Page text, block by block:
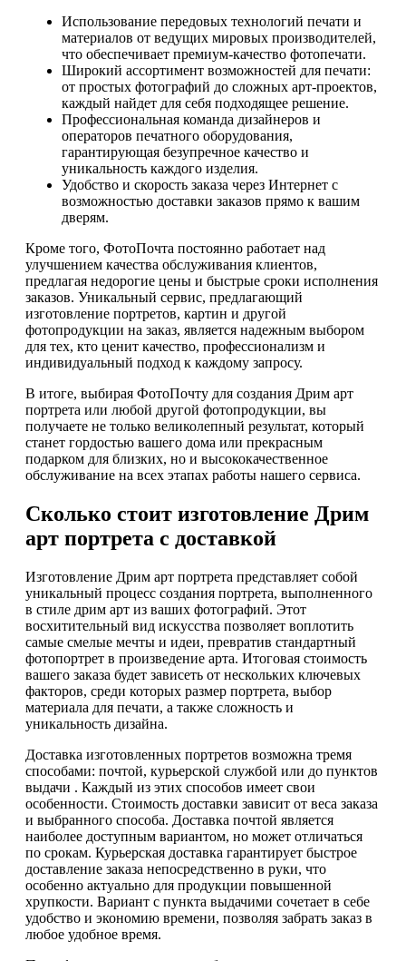
Использование передовых технологий печати и
материалов от ведущих мировых производителей,
что обеспечивает премиум-качество фотопечати.
Широкий ассортимент возможностей для печати:
от простых фотографий до сложных арт-проектов,
каждый найдет для себя подходящее решение.
Профессиональная команда дизайнеров и
операторов печатного оборудования,
гарантирующая безупречное качество и
уникальность каждого изделия.
Удобство и скорость заказа через Интернет с
возможностью доставки заказов прямо к вашим
дверям.
Кроме того, ФотоПочта постоянно работает над
улучшением качества обслуживания клиентов,
предлагая недорогие цены и быстрые сроки исполнения
заказов. Уникальный сервис, предлагающий
изготовление портретов, картин и другой
фотопродукции на заказ, является надежным выбором
для тех, кто ценит качество, профессионализм и
индивидуальный подход к каждому запросу.
В итоге, выбирая ФотоПочту для создания Дрим арт
портрета или любой другой фотопродукции, вы
получаете не только великолепный результат, который
станет гордостью вашего дома или прекрасным
подарком для близких, но и высококачественное
обслуживание на всех этапах работы нашего сервиса.
Сколько стоит изготовление Дрим
арт портрета с доставкой
Изготовление Дрим арт портрета представляет собой
уникальный процесс создания портрета, выполненного
в стиле дрим арт из ваших фотографий. Этот
восхитительный вид искусства позволяет воплотить
самые смелые мечты и идеи, превратив стандартный
фотопортрет в произведение арта. Итоговая стоимость
вашего заказа будет зависеть от нескольких ключевых
факторов, среди которых размер портрета, выбор
материала для печати, а также сложность и
уникальность дизайна.
Доставка изготовленных портретов возможна тремя
способами: почтой, курьерской службой или до пунктов
выдачи . Каждый из этих способов имеет свои
особенности. Стоимость доставки зависит от веса заказа
и выбранного способа. Доставка почтой является
наиболее доступным вариантом, но может отличаться
по срокам. Курьерская доставка гарантирует быстрое
доставление заказа непосредственно в руки, что
особенно актуально для продукции повышенной
хрупкости. Вариант с пункта выдачими сочетает в себе
удобство и экономию времени, позволяя забрать заказ в
любое удобное время.